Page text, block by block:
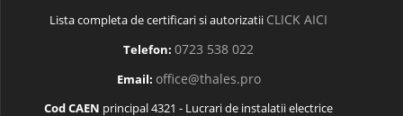
Lista completa de certificari si autorizatii CLICK AICI
Telefon: 0723 538 022
Email: office@thales.pro
Cod CAEN principal 4321 - Lucrari de instalatii electrice